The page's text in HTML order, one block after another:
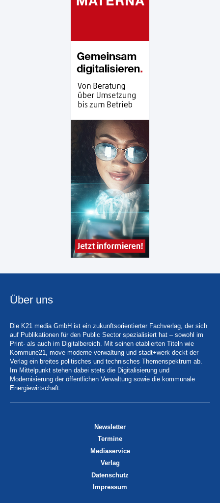
Über uns
Die K21 media GmbH ist ein zukunftsorientierter Fachverlag, der sich
auf Publikationen für den Public Sector spezialisiert hat – sowohl im
Print- als auch im Digitalbereich. Mit seinen etablierten Titeln wie
Kommune21, move moderne verwaltung und stadt+werk deckt der
Verlag ein breites politisches und technisches Themenspektrum ab.
Im Mittelpunkt stehen dabei stets die Digitalisierung und
Modernisierung der öffentlichen Verwaltung sowie die kommunale
Energiewirtschaft.
Newsletter
Termine
Mediaservice
Verlag
Datenschutz
Impressum